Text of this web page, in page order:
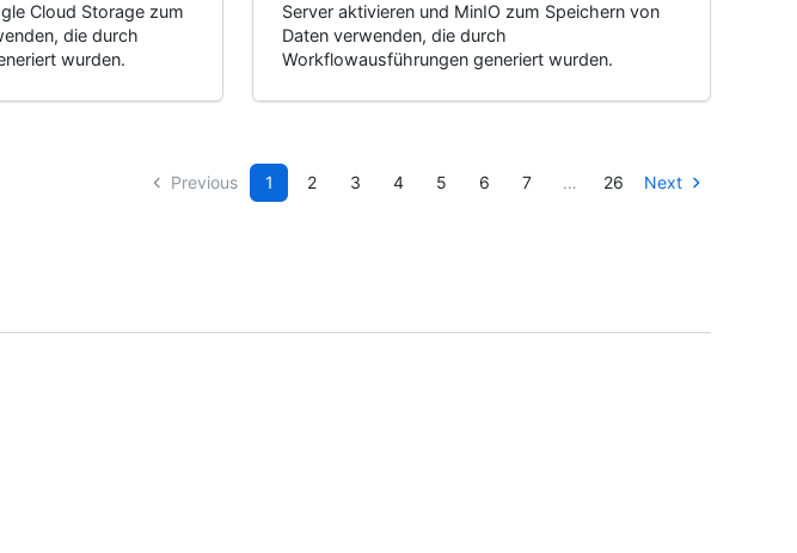
Cloud Storage zum
die durch
wurden.
Server aktivieren und MinIO zum Speichern von
Daten verwenden, die durch
Workflowausführungen generiert wurden.
Previous 1 2 3 4 5 6 7 … 26 Next